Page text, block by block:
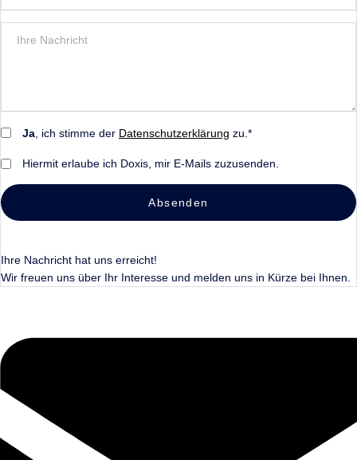
Ja , ich stimme der Datenschutzerklärung zu.*
Hiermit erlaube ich Doxis, mir E-Mails zuzusenden.
Absenden
Ihre Nachricht hat uns erreicht!
Wir freuen uns über Ihr Interesse und melden uns in Kürze bei Ihnen.